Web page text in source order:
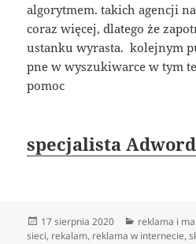
algorytmem. takich agencji
coraz więcej, dlatego że
ustanku wyrasta. kolejnym
pne w wyszukiwarce w tym
pomoc
specjalista
Data
publikacji
17 sierpnia 2020 Kategorie
reklama i
sieci, rekalam, reklama w internecie,